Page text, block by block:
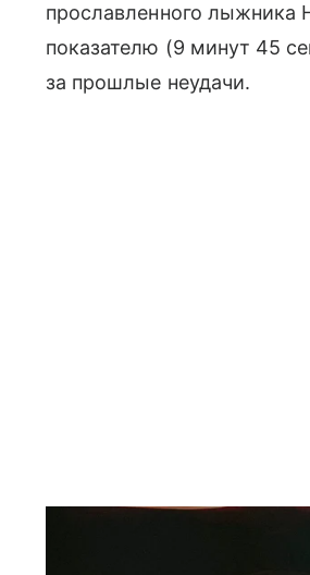
прославленного лыжника
показателю (9 минут 45
за прошлые неудачи.